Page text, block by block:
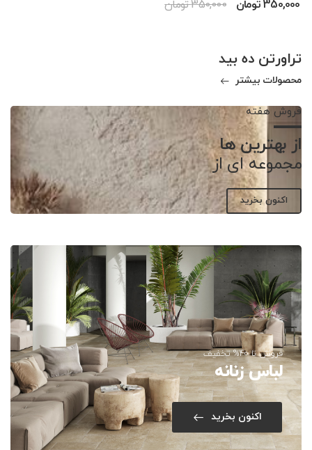
350,000 تومان 350,000 تومان
تراورتن ده بید
محصولات بیشتر
فروش هفته
از بهترین ها
مجموعه ای از
اکنون بخرید
فروش تا 40% تخفیف
لباس زنانه
اکنون بخرید